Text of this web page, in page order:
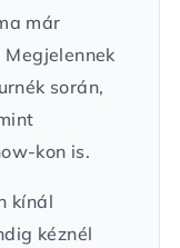
már
során,
kon is.
kínál
kéznél